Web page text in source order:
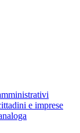
e imprese